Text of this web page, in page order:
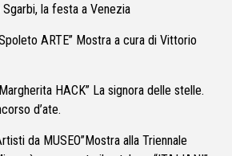
Sgarbi, la festa a Venezia
ARTE” Mostra a cura di Vittorio
HACK” La signora delle stelle.
d’ate.
da MUSEO”Mostra alla Triennale